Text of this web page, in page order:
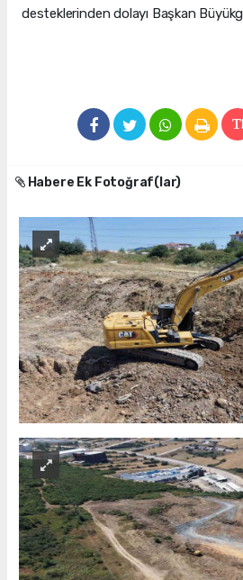
desteklerinden dolayı Başkan
Habere Ek Fotoğraf(lar)